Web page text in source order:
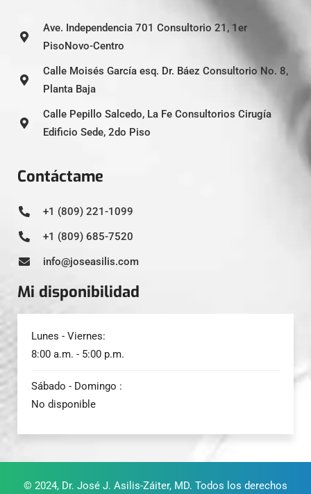
Ave. Independencia 701 Consultorio 21, 1er
PisoNovo-Centro
Calle Moisés García esq. Dr. Báez Consultorio No. 8,
Planta Baja
Calle Pepillo Salcedo, La Fe Consultorios Cirugía
Edificio Sede, 2do Piso
Contáctame
+1 (809) 221-1099
+1 (809) 685-7520
info@joseasilis.com
Mi disponibilidad
Lunes - Viernes:
8:00 a.m. - 5:00 p.m.
Sábado - Domingo :
No disponible
© 2024, Dr. José J. Asilis-Záiter, MD. Todos los derechos